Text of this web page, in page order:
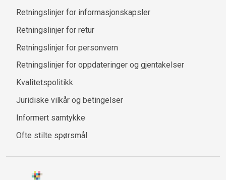
Retningslinjer for informasjonskapsler
Retningslinjer for retur
Retningslinjer for personvern
Retningslinjer for oppdateringer og gjentakelser
Kvalitetspolitikk
Juridiske vilkår og betingelser
Informert samtykke
Ofte stilte spørsmål